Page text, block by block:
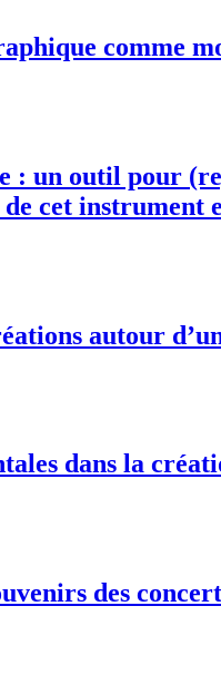
comme
: un outil pour
cet instrument
autour
dans la
des